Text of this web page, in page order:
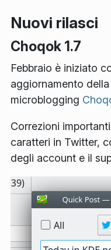
Nuovi rilasci
Choqok 1.7
Febbraio è iniziato
aggiornamento
microblogging
Correzioni
caratteri in Twitter,
degli account e il